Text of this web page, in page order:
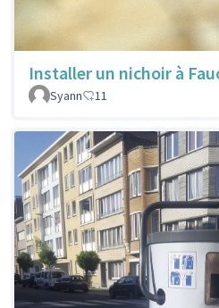
Installer un nichoir à
Syann
11